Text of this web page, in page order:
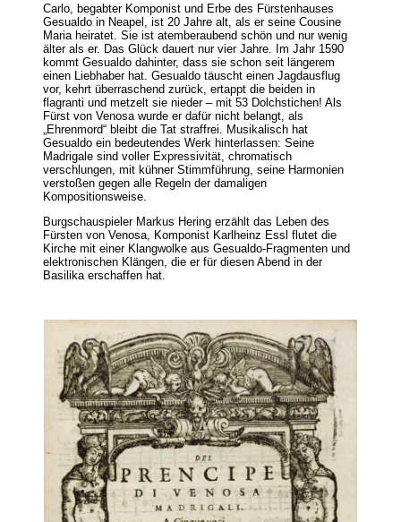
Carlo, begabter Komponist und Erbe des Fürstenhauses
Gesualdo in Neapel, ist 20 Jahre alt, als er seine Cousine
Maria heiratet. Sie ist atemberaubend schön und nur wenig
älter als er. Das Glück dauert nur vier Jahre. Im Jahr 1590
kommt Gesualdo dahinter, dass sie schon seit längerem
einen Liebhaber hat. Gesualdo täuscht einen Jagdausflug
vor, kehrt überraschend zurück, ertappt die beiden in
flagranti und metzelt sie nieder – mit 53 Dolchstichen! Als
Fürst von Venosa wurde er dafür nicht belangt, als
„Ehrenmord“ bleibt die Tat straffrei. Musikalisch hat
Gesualdo ein bedeutendes Werk hinterlassen: Seine
Madrigale sind voller Expressivität, chromatisch
verschlungen, mit kühner Stimmführung, seine Harmonien
verstoßen gegen alle Regeln der damaligen
Kompositionsweise.
Burgschauspieler Markus Hering erzählt das Leben des
Fürsten von Venosa, Komponist Karlheinz Essl flutet die
Kirche mit einer Klangwolke aus Gesualdo-Fragmenten und
elektronischen Klängen, die er für diesen Abend in der
Basilika erschaffen hat.